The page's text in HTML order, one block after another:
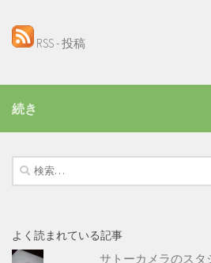
RSS - 投稿
続き
検
索:
よく読まれている記事
サトーカメラのスタ